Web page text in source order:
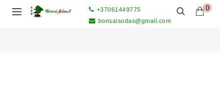
0
+37061449775
bonsaisodas@gmail.com